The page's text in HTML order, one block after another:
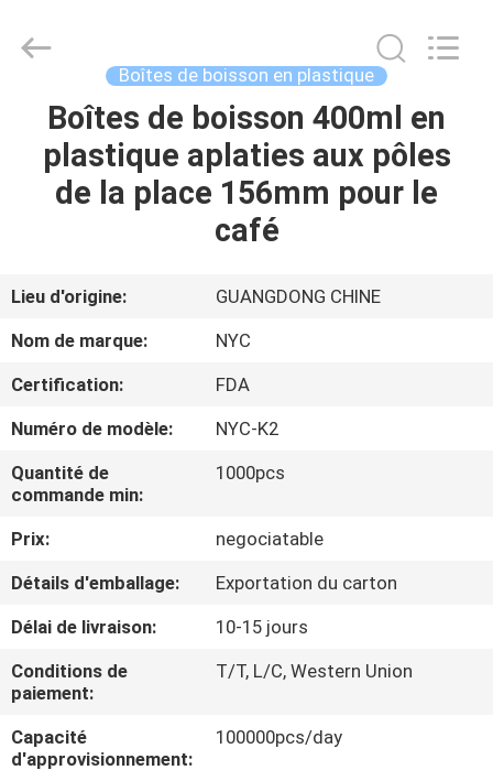
MAISON
PRODUITS
SUJET
DE
NOUS
VISITE
D'USINE
CONTRÔLE
DE
QUALITÉ
CONTACTEZ-
NOUS
Products
Co.,Ltd..
Boîtes de boisson en plastique
Boîtes de boisson 400ml en
plastique aplaties aux pôles
de la place 156mm pour le
café
Lieu d'origine:
GUANGDONG CHINE
Nom de marque:
NYC
Certification:
FDA
Numéro de modèle:
NYC-K2
Quantité de
commande min:
1000pcs
Prix:
negociatable
Détails d'emballage:
Exportation du carton
Délai de livraison:
10-15 jours
Conditions de
paiement:
T/T, L/C, Western Union
Capacité
d'approvisionnement:
100000pcs/day